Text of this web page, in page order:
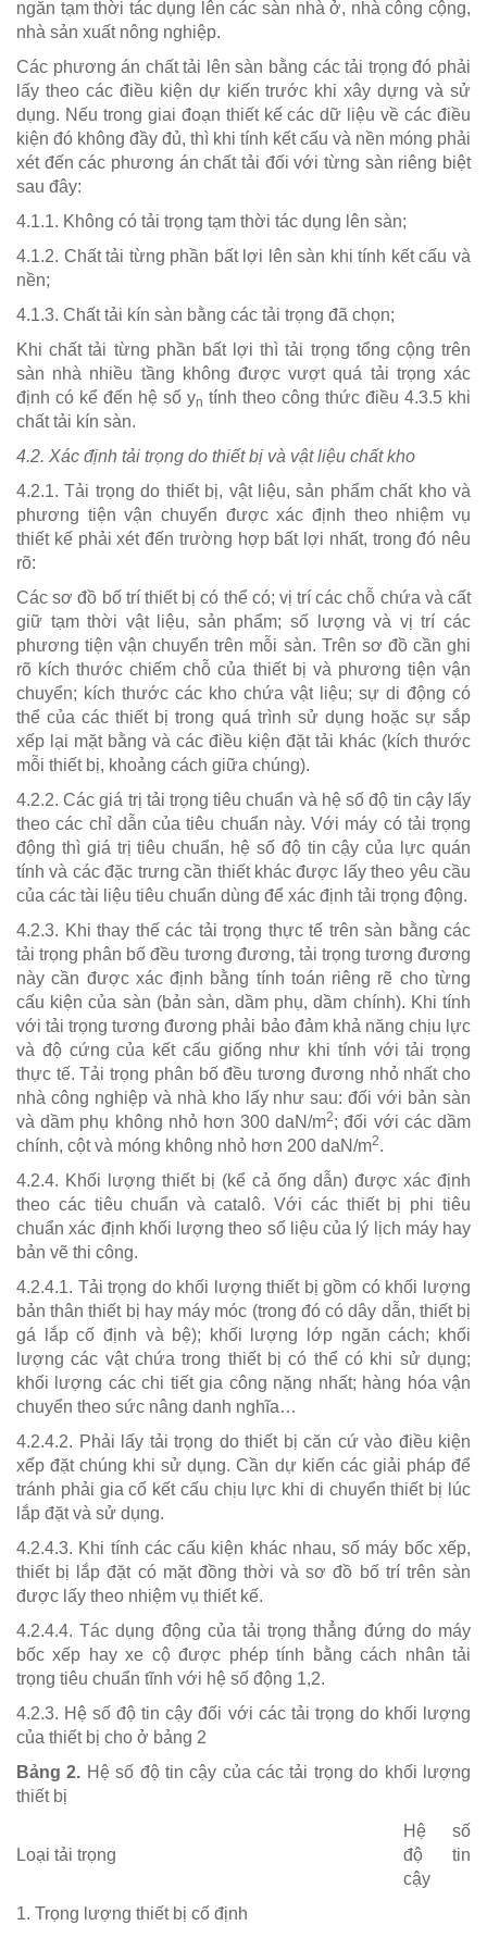
ngăn tạm thời tác dụng lên các sàn nhà ở, nhà công cộng,
nhà sản xuất nông nghiệp.
Các phương án chất tải lên sàn bằng các tải trọng đó phải
lấy theo các điều kiện dự kiến trước khi xây dựng và sử
dụng. Nếu trong giai đoạn thiết kế các dữ liệu về các điều
kiện đó không đầy đủ, thì khi tính kết cấu và nền móng phải
xét đến các phương án chất tải đối với từng sàn riêng biệt
sau đây:
4.1.1. Không có tải trọng tạm thời tác dụng lên sàn;
4.1.2. Chất tải từng phần bất lợi lên sàn khi tính kết cấu và
nền;
4.1.3. Chất tải kín sàn bằng các tải trọng đã chọn;
Khi chất tải từng phần bất lợi thì tải trọng tổng cộng trên
sàn nhà nhiều tầng không được vượt quá tải trọng xác
định có kể đến hệ số yn tính theo công thức điều 4.3.5 khi
chất tải kín sàn.
4.2. Xác định tải trọng do thiết bị và vật liệu chất kho
4.2.1. Tải trọng do thiết bị, vật liệu, sản phẩm chất kho và
phương tiện vận chuyển được xác định theo nhiệm vụ
thiết kế phải xét đến trường hợp bất lợi nhất, trong đó nêu
rõ:
Các sơ đồ bố trí thiết bị có thể có; vị trí các chỗ chứa và cất
giữ tạm thời vật liệu, sản phẩm; số lượng và vị trí các
phương tiện vận chuyển trên mỗi sàn. Trên sơ đồ cần ghi
rõ kích thước chiếm chỗ của thiết bị và phương tiện vận
chuyển; kích thước các kho chứa vật liệu; sự di động có
thể của các thiết bị trong quá trình sử dụng hoặc sự sắp
xếp lại mặt bằng và các điều kiện đặt tải khác (kích thước
mỗi thiết bị, khoảng cách giữa chúng).
4.2.2. Các giá trị tải trọng tiêu chuẩn và hệ số độ tin cậy lấy
theo các chỉ dẫn của tiêu chuẩn này. Với máy có tải trọng
động thì giá trị tiêu chuẩn, hệ số độ tin cậy của lực quán
tính và các đặc trưng cần thiết khác được lấy theo yêu cầu
của các tài liệu tiêu chuẩn dùng để xác định tải trọng động.
4.2.3. Khi thay thế các tải trọng thực tế trên sàn bằng các
tải trọng phân bố đều tương đương, tải trọng tương đương
này cần được xác định bằng tính toán riêng rẽ cho từng
cấu kiện của sàn (bản sàn, dầm phụ, dầm chính). Khi tính
với tải trọng tương đương phải bảo đảm khả năng chịu lực
và độ cứng của kết cấu giống như khi tính với tải trọng
thực tế. Tải trọng phân bố đều tương đương nhỏ nhất cho
nhà công nghiệp và nhà kho lấy như sau: đối với bản sàn
và dầm phụ không nhỏ hơn 300 daN/m2; đối với các dầm
chính, cột và móng không nhỏ hơn 200 daN/m2.
4.2.4. Khối lượng thiết bị (kể cả ống dẫn) được xác định
theo các tiêu chuẩn và catalô. Với các thiết bị phi tiêu
chuẩn xác định khối lượng theo số liệu của lý lịch máy hay
bản vẽ thi công.
4.2.4.1. Tải trọng do khối lượng thiết bị gồm có khối lượng
bản thân thiết bị hay máy móc (trong đó có dây dẫn, thiết bị
gá lắp cố định và bệ); khối lượng lớp ngăn cách; khối
lượng các vật chứa trong thiết bị có thể có khi sử dụng;
khối lượng các chi tiết gia công nặng nhất; hàng hóa vận
chuyển theo sức nâng danh nghĩa…
4.2.4.2. Phải lấy tải trọng do thiết bị căn cứ vào điều kiện
xếp đặt chúng khi sử dụng. Cần dự kiến các giải pháp để
tránh phải gia cố kết cấu chịu lực khi di chuyển thiết bị lúc
lắp đặt và sử dụng.
4.2.4.3. Khi tính các cấu kiện khác nhau, số máy bốc xếp,
thiết bị lắp đặt có mặt đồng thời và sơ đồ bố trí trên sàn
được lấy theo nhiệm vụ thiết kế.
4.2.4.4. Tác dụng động của tải trọng thẳng đứng do máy
bốc xếp hay xe cộ được phép tính bằng cách nhân tải
trọng tiêu chuẩn tĩnh với hệ số động 1,2.
4.2.3. Hệ số độ tin cậy đối với các tải trọng do khối lượng
của thiết bị cho ở bảng 2
Bảng 2. Hệ số độ tin cậy của các tải trọng do khối lượng
thiết bị
Loại tải trọng
Hệ số
độ tin
cậy
1. Trọng lượng thiết bị cố định